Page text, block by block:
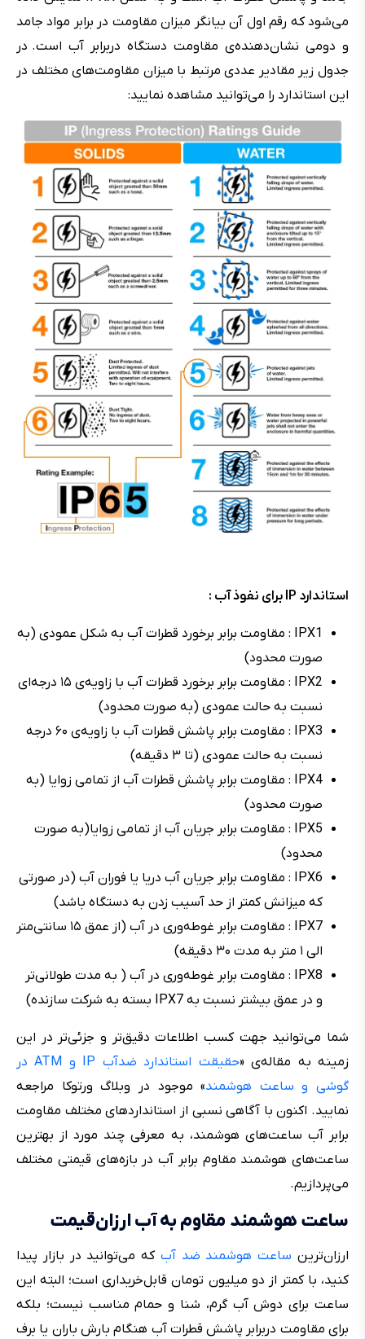
می‌شود که رقم اول آن بیانگر میزان مقاومت در برابر مواد جامد
و دومی نشان‌دهنده‌ی مقاومت دستگاه دربرابر آب است. در
جدول زیر مقادیر عددی مرتبط با میزان مقاومت‌های مختلف در
این استاندارد را می‌توانید مشاهده نمایید:
استاندارد IP برای نفوذ آب :
IPX1 : مقاومت برابر برخورد قطرات آب به شکل عمودی (به
صورت محدود)
IPX2 : مقاومت برابر برخورد قطرات آب با زاویه‌ی ۱۵ درجه‌ای
نسبت به حالت عمودی (به صورت محدود)
IPX3 : مقاومت برابر پاشش قطرات آب با زاویه‌ی ۶۰ درجه
نسبت به حالت عمودی (تا ۳ دقیقه)
IPX4 : مقاومت برابر پاشش قطرات آب از تمامی زوایا (به
صورت محدود)
IPX5 : مقاومت برابر جریان آب از تمامی زوایا(به صورت
محدود)
IPX6 : مقاومت برابر جریان آب دریا یا فوران آب (در صورتی
که میزانش کمتر از حد آسیب زدن به دستگاه باشد)
IPX7 : مقاومت برابر غوطه‌وری در آب (از عمق ۱۵ سانتی‌متر
الی ۱ متر به مدت ۳۰ دقیقه)
IPX8 : مقاومت برابر غوطه‌وری در آب ( به مدت طولانی‌تر
و در عمق بیشتر نسبت به IPX7 بسته به شرکت سازنده)
شما می‌توانید جهت کسب اطلاعات دقیق‌تر و جزئی‌تر در این
زمینه به مقاله‌ی «
حقیقت استاندارد ضدآب IP و ATM در
گوشی و ساعت هوشمند» موجود در وبلاگ ورتوکا مراجعه
نمایید. اکنون با آگاهی نسبی از استانداردهای مختلف مقاومت
برابر آب ساعت‌های هوشمند، به معرفی چند مورد از بهترین
ساعت‌های هوشمند مقاوم برابر آب در بازه‌های قیمتی مختلف
می‌پردازیم.
ساعت هوشمند مقاوم به آب ارزان‌قیمت
ارزان‌ترین ساعت هوشمند ضد آب که می‌توانید در بازار پیدا
کنید، با کمتر از دو میلیون تومان قابل‌خریداری است؛ البته این
ساعت برای دوش آب گرم، شنا و حمام مناسب نیست؛ بلکه
برای مقاومت دربرابر پاشش قطرات آب هنگام بارش باران یا برف